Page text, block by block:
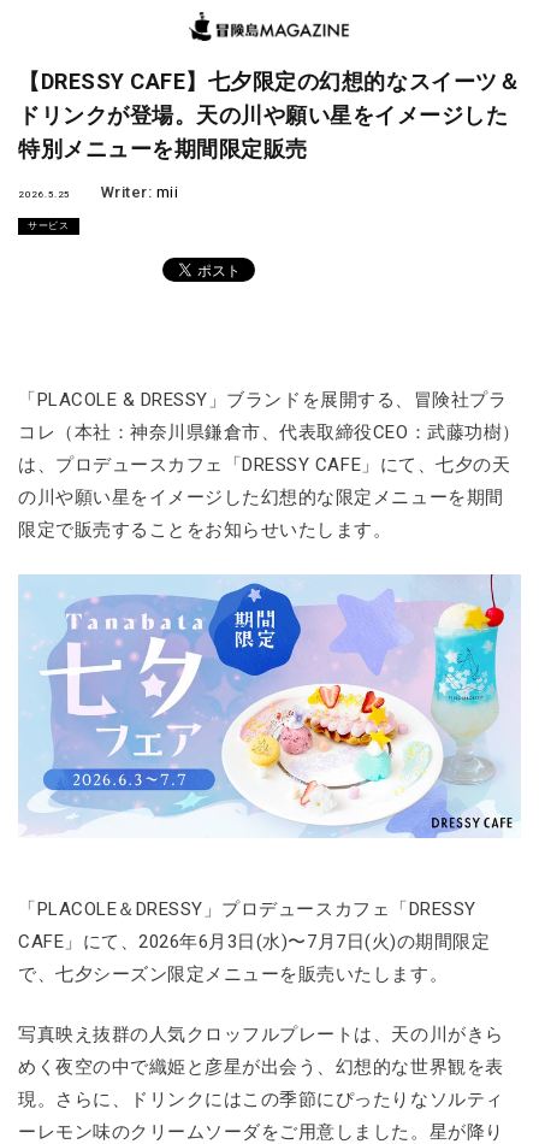
【DRESSY CAFE】七夕限定の幻想的なスイーツ＆
ドリンクが登場。天の川や願い星をイメージした
特別メニューを期間限定販売
2026.5.25 Writer: mii
サービス
「PLACOLE & DRESSY」ブランドを展開する、冒険社プラ
コレ（本社：神奈川県鎌倉市、代表取締役CEO：武藤功樹）
は、プロデュースカフェ「DRESSY CAFE」にて、七夕の天
の川や願い星をイメージした幻想的な限定メニューを期間
限定で販売することをお知らせいたします。
「PLACOLE＆DRESSY」プロデュースカフェ「DRESSY
CAFE」にて、2026年6月3日(水)〜7月7日(火)の期間限定
で、七夕シーズン限定メニューを販売いたします。
写真映え抜群の人気クロッフルプレートは、天の川がきら
めく夜空の中で織姫と彦星が出会う、幻想的な世界観を表
現。さらに、ドリンクにはこの季節にぴったりなソルティ
ーレモン味のクリームソーダをご用意しました。星が降り